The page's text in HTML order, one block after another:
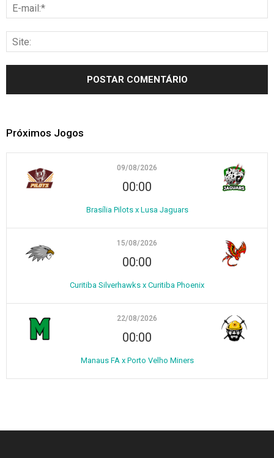
Próximos Jogos
09/08/2026
00:00
Brasília Pilots x Lusa Jaguars
15/08/2026
00:00
Curitiba Silverhawks x Curitiba Phoenix
22/08/2026
00:00
Manaus FA x Porto Velho Miners